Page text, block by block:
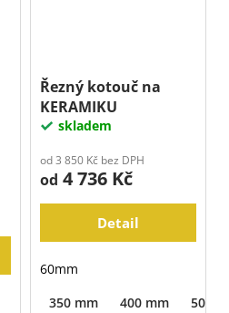
Řezný kotouč na
KERAMIKU
skladem
od 3 850 Kč bez DPH
od 4 736 Kč
Detail
60mm
350 mm
400 mm 500